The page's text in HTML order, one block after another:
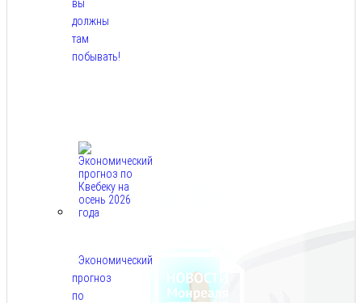
вы
должны
там
побывать!
Экономический
прогноз
по